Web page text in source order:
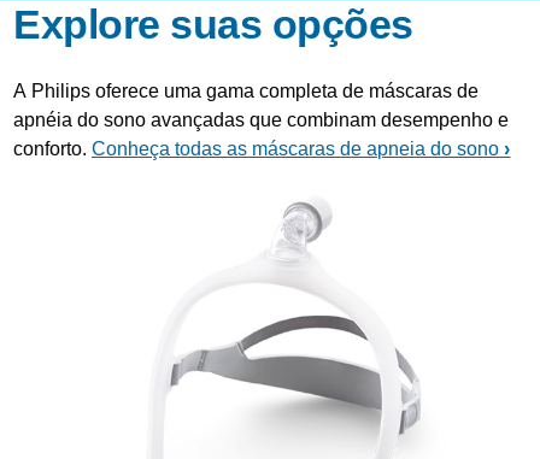
Explore suas opções
A Philips oferece uma gama completa de máscaras de
apnéia do sono avançadas que combinam desempenho e
conforto. Conheça todas as máscaras de apneia do sono